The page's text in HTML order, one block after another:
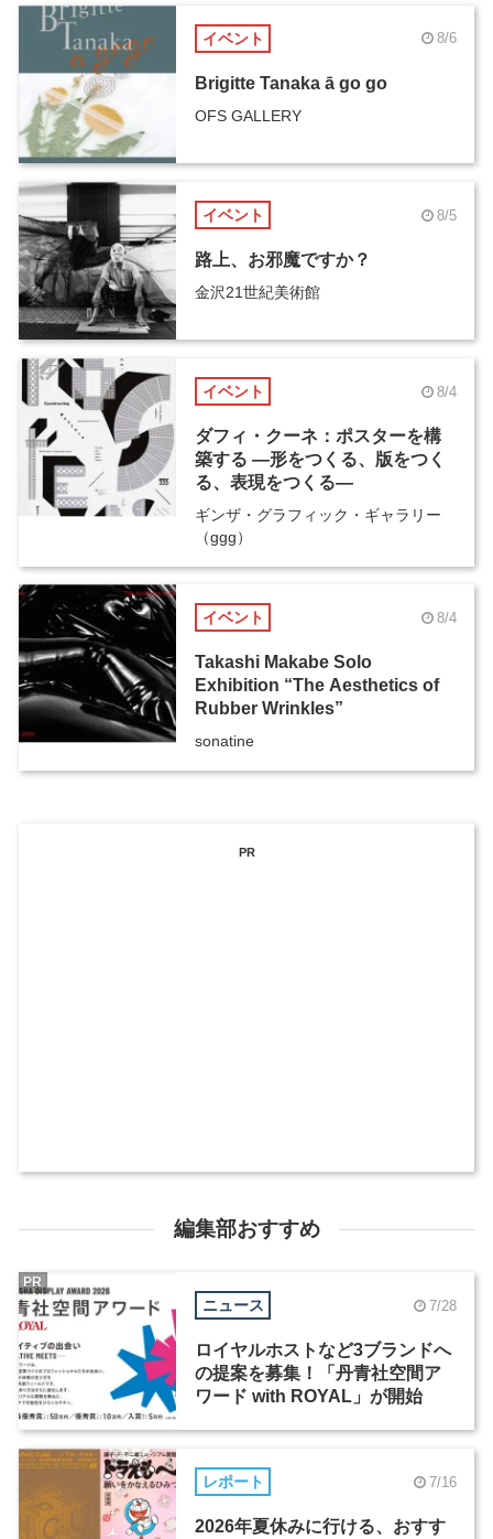
イベント 8/6
Brigitte Tanaka ā go go
OFS GALLERY
イベント 8/5
路上、お邪魔ですか？
金沢21世紀美術館
イベント 8/4
ダフィ・クーネ：ポスターを構
築する ―形をつくる、版をつく
る、表現をつくる―
ギンザ・グラフィック・ギャラリー
（ggg）
イベント 8/4
Takashi Makabe Solo
Exhibition “The Aesthetics of
Rubber Wrinkles”
sonatine
PR
編集部おすすめ
ニュース 7/28
ロイヤルホストなど3ブランドへ
の提案を募集！「丹青社空間ア
ワード with ROYAL」が開始
PR
レポート 7/16
2026年夏休みに行ける、おすす